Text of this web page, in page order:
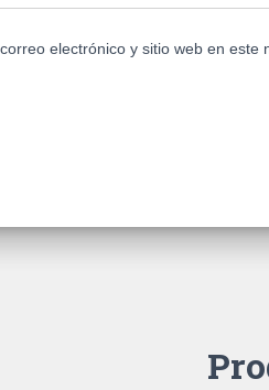
electrónico y sitio web en